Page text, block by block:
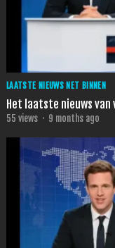
LAATSTE NIEUWS NET BINNEN
Het laatste nieuws van
55 views · 9 months ago